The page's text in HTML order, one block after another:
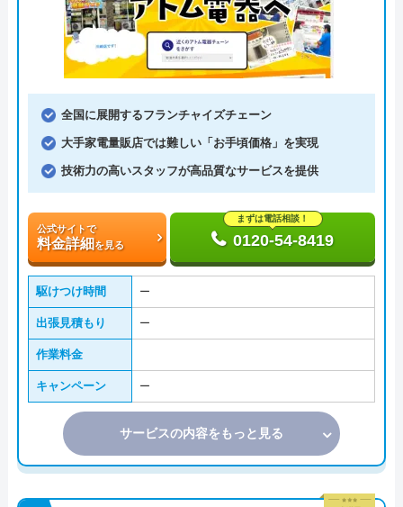
全国に展開するフランチャイズチェーン
大手家電量販店では難しい「お手頃価格」を実現
技術力の高いスタッフが高品質なサービスを提供
公式サイトで
料金詳細を見る
まずは電話相談！
0120-54-8419
駆けつけ時間 ー
出張見積もり ー
作業料金
キャンペーン ー
サービスの内容をもっと見る